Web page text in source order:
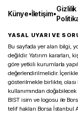
Künye•İletişim•
YASAL UYARI VE
Bu sayfada yer alan bilgi,
değildir. Yatırım
göre yetkili kurumlarla
değerlendirilmelidir.
gösterilmekle birlikte,
kullanımından
BIST isim ve logosu ile
telif hakları Borsa İstanbul